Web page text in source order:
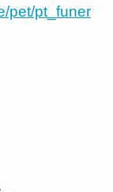
pet/pt_funer